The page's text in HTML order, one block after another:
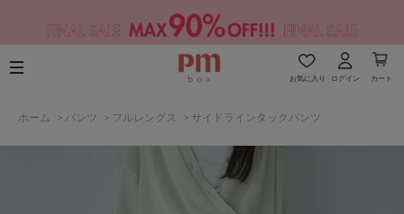
お気に入り ログイン カート
ホーム > パンツ > フルレングス > サイドラインタックパンツ